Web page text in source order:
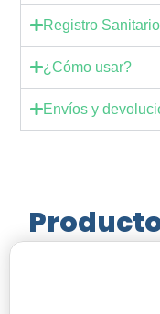
Registro Sanitario
¿Cómo usar?
Envíos y